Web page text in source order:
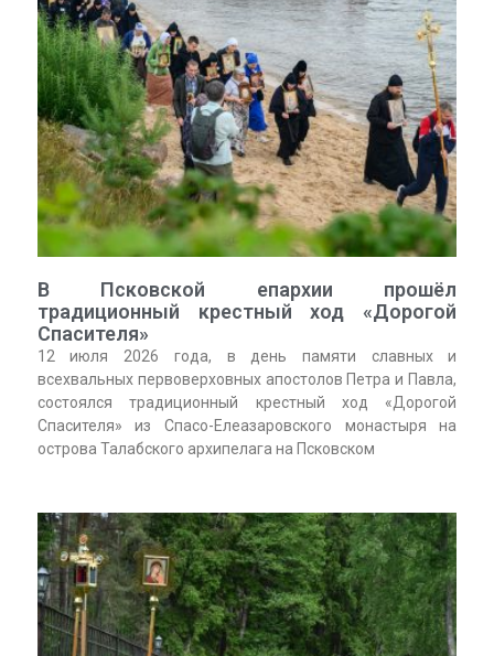
В Псковской епархии прошёл
традиционный крестный ход «Дорогой
Спасителя»
12 июля 2026 года, в день памяти славных и
всехвальных первоверховных апостолов Петра и Павла,
состоялся традиционный крестный ход «Дорогой
Спасителя» из Спасо-Елеазаровского монастыря на
острова Талабского архипелага на Псковском